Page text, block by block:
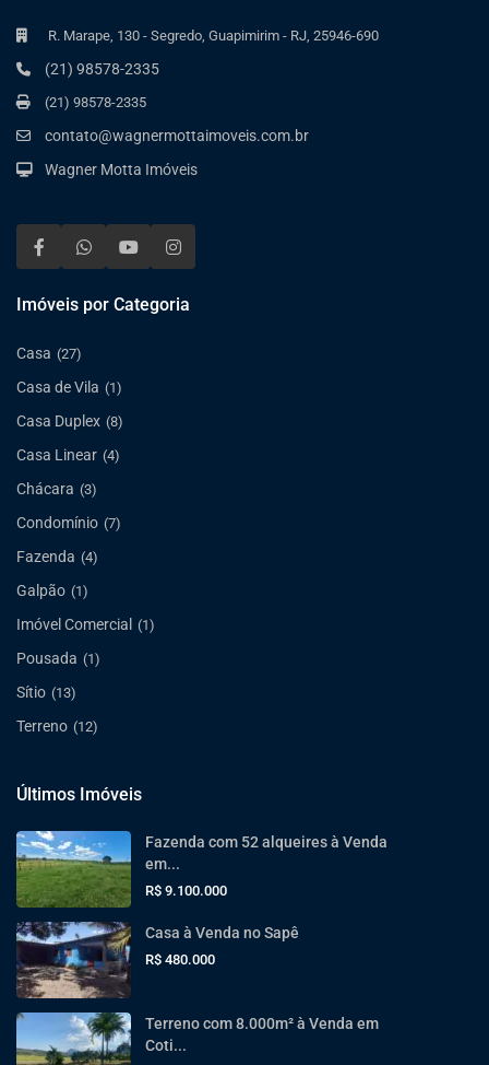
R. Marape, 130 - Segredo, Guapimirim - RJ, 25946-690
(21) 98578-2335
(21) 98578-2335
contato@wagnermottaimoveis.com.br
Wagner Motta Imóveis
Imóveis por Categoria
Casa (27)
Casa de Vila (1)
Casa Duplex (8)
Casa Linear (4)
Chácara (3)
Condomínio (7)
Fazenda (4)
Galpão (1)
Imóvel Comercial (1)
Pousada (1)
Sítio (13)
Terreno (12)
Últimos Imóveis
Fazenda com 52 alqueires à Venda
em...
R$ 9.100.000
Casa à Venda no Sapê
R$ 480.000
Terreno com 8.000m² à Venda em
Coti...